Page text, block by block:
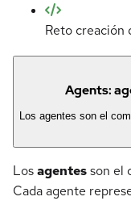
Reto creación
Agents:
Los agentes son el
Losagentesson el
Cada agente